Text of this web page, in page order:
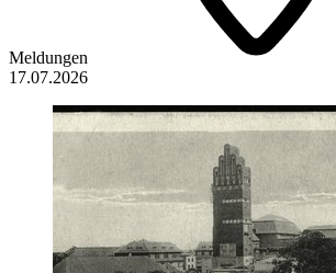
Meldungen
17.07.2026